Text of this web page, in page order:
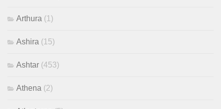
Arthura (1)
Ashira (15)
Ashtar (453)
Athena (2)